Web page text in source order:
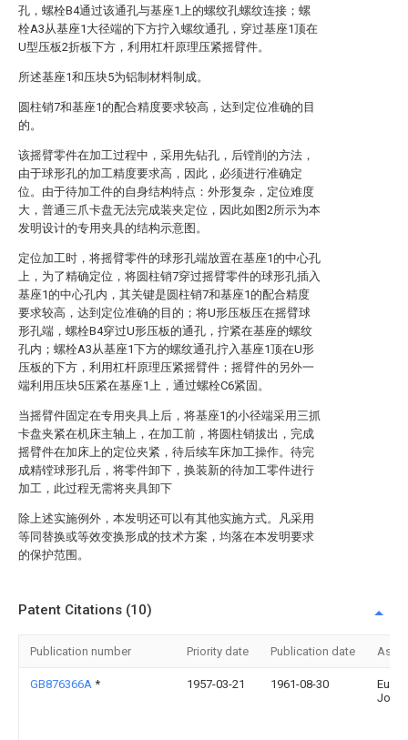
孔，螺栓B4通过该通孔与基座1上的螺纹孔螺纹连接；螺
栓A3从基座1大径端的下方拧入螺纹通孔，穿过基座1顶在
U型压板2折板下方，利用杠杆原理压紧摇臂件。
所述基座1和压块5为铝制材料制成。
圆柱销7和基座1的配合精度要求较高，达到定位准确的目
的。
该摇臂零件在加工过程中，采用先钻孔，后镗削的方法，
由于球形孔的加工精度要求高，因此，必须进行准确定
位。由于待加工件的自身结构特点：外形复杂，定位难度
大，普通三爪卡盘无法完成装夹定位，因此如图2所示为本
发明设计的专用夹具的结构示意图。
定位加工时，将摇臂零件的球形孔端放置在基座1的中心孔
上，为了精确定位，将圆柱销7穿过摇臂零件的球形孔插入
基座1的中心孔内，其关键是圆柱销7和基座1的配合精度
要求较高，达到定位准确的目的；将U形压板压在摇臂球
形孔端，螺栓B4穿过U形压板的通孔，拧紧在基座的螺纹
孔内；螺栓A3从基座1下方的螺纹通孔拧入基座1顶在U形
压板的下方，利用杠杆原理压紧摇臂件；摇臂件的另外一
端利用压块5压紧在基座1上，通过螺栓C6紧固。
当摇臂件固定在专用夹具上后，将基座1的小径端采用三抓
卡盘夹紧在机床主轴上，在加工前，将圆柱销拔出，完成
摇臂件在加床上的定位夹紧，待后续车床加工操作。待完
成精镗球形孔后，将零件卸下，换装新的待加工零件进行
加工，此过程无需将夹具卸下
除上述实施例外，本发明还可以有其他实施方式。凡采用
等同替换或等效变换形成的技术方案，均落在本发明要求
的保护范围。
Patent Citations (10)
Publication number Priority date Publication date
GB876366A * 1957-03-21 1961-08-30